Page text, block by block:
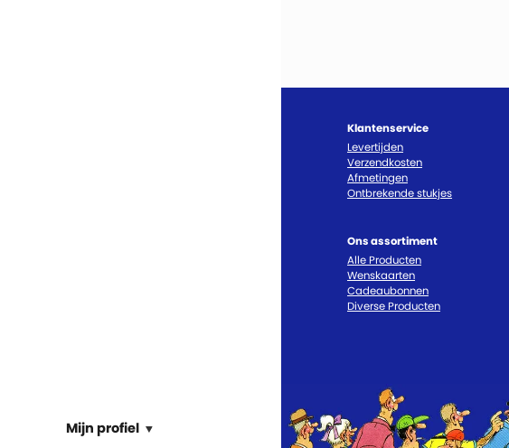
Mijn profiel
Klantenservice
Levertijden
Verzendkosten
Afmetingen
Ontbrekende stukjes
Ons assortiment
Alle Producten
Wenskaarten
Cadeaubonnen
Diverse Producten